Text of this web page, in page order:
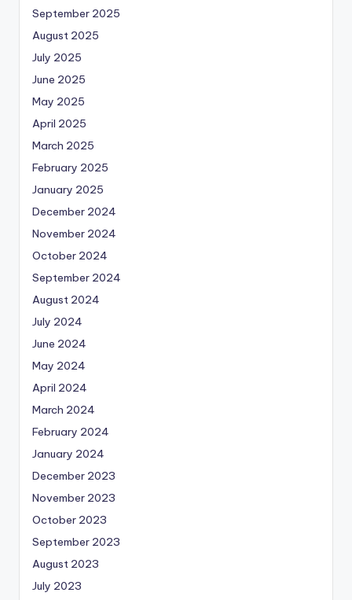
September 2025
August 2025
July 2025
June 2025
May 2025
April 2025
March 2025
February 2025
January 2025
December 2024
November 2024
October 2024
September 2024
August 2024
July 2024
June 2024
May 2024
April 2024
March 2024
February 2024
January 2024
December 2023
November 2023
October 2023
September 2023
August 2023
July 2023